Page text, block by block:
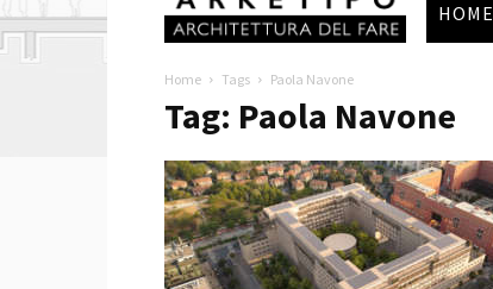
HOME
Home Tags Paola Navone
Tag: Paola Navone